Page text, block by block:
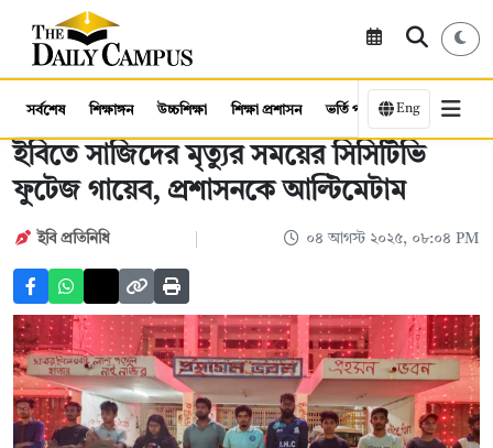
সর্বশেষ শিক্ষাঙ্গন উচ্চশিক্ষা শিক্ষা প্রশাসন ভর্তি পরীক্ষা কর্মসংস্থান
Eng
ইবিতে সাজিদের মৃত্যুর সময়ের সিসিটিভি
ফুটেজ গায়েব, প্রশাসনকে আল্টিমেটাম
ইবি প্রতিনিধি ০৪ আগস্ট ২০২৫, ০৮:০৪ PM